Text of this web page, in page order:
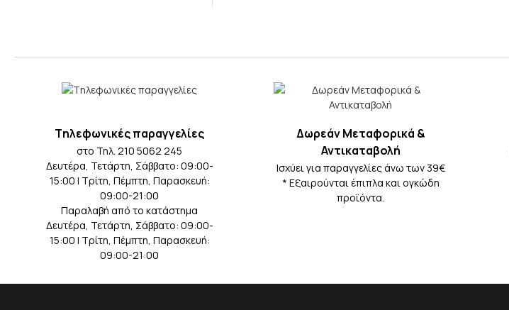
Tηλεφωνικές παραγγελίες
στο Τηλ. 210 5062 245
Δευτέρα, Τετάρτη, Σάββατο: 09:00-
15:00 | Τρίτη, Πέμπτη, Παρασκευή:
09:00-21:00
Παραλαβή από το κατάστημα
Δευτέρα, Τετάρτη, Σάββατο: 09:00-
15:00 | Τρίτη, Πέμπτη, Παρασκευή:
09:00-21:00
Δωρεάν Μεταφορικά &
Αντικαταβολή
Iσχύει για παραγγελίες άνω των 39€
* Eξαιρούνται έπιπλα και ογκώδη
προϊόντα.